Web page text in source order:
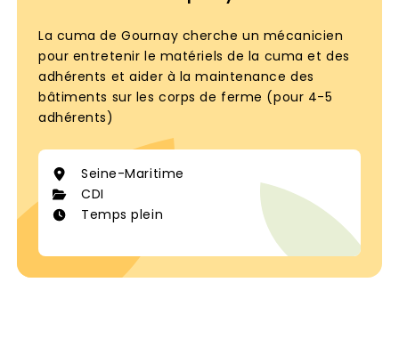
contactez Mr Jean Charles JAMAIN au 06 72 14
69 67.
La cuma de Gournay cherche un mécanicien
pour entretenir le matériels de la cuma et des
adhérents et aider à la maintenance des
bâtiments sur les corps de ferme (pour 4-5
adhérents)
Seine-Maritime
CDI
Temps plein